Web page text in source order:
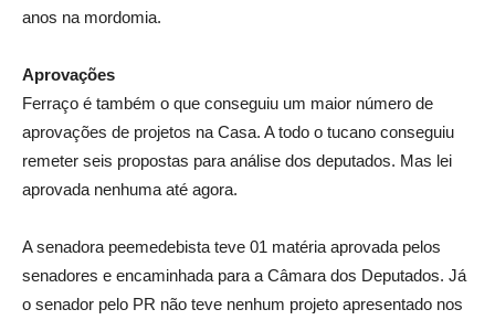
anos na mordomia.
Aprovações
Ferraço é também o que conseguiu um maior número de
aprovações de projetos na Casa. A todo o tucano conseguiu
remeter seis propostas para análise dos deputados. Mas lei
aprovada nenhuma até agora.
A senadora peemedebista teve 01 matéria aprovada pelos
senadores e encaminhada para a Câmara dos Deputados. Já
o senador pelo PR não teve nenhum projeto apresentado nos